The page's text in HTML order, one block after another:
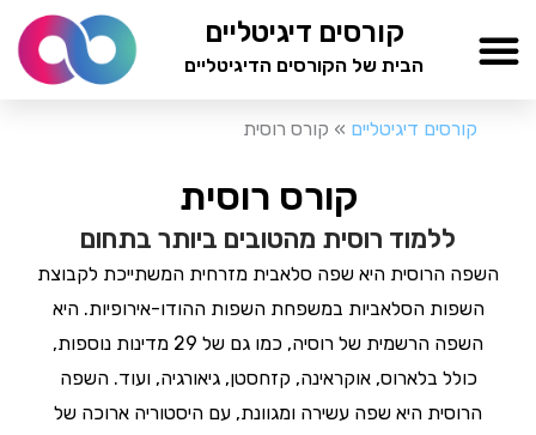
לתוכן
קורסים דיגיטליים
הבית של הקורסים הדיגיטליים
קורסים דיגיטליים » קורס רוסית
קורס רוסית
ללמוד רוסית מהטובים ביותר בתחום
השפה הרוסית היא שפה סלאבית מזרחית המשתייכת לקבוצת
השפות הסלאביות במשפחת השפות ההודו-אירופיות. היא
השפה הרשמית של רוסיה, כמו גם של 29 מדינות נוספות,
כולל בלארוס, אוקראינה, קזחסטן, גיאורגיה, ועוד. השפה
הרוסית היא שפה עשירה ומגוונת, עם היסטוריה ארוכה של